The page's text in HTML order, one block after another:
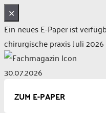
✕
Ein neues E-Paper ist
chirurgische praxis Juli 2026
30.07.2026
ZUM E-PAPER